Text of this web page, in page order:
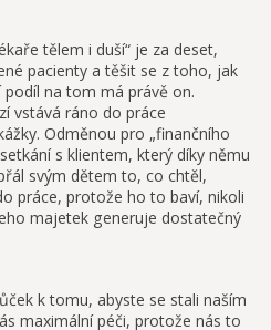
tělem i duší“ je za deset,
pacienty a těšit se z toho, jak
na tom má právě on.
vstává ráno do práce
Odměnou pro „finančního
s klientem, který díky němu
svým dětem to, co chtěl,
práce, protože ho to baví, nikoli
majetek generuje dostatečný
k tomu, abyste se stali naším
maximální péči, protože nás to